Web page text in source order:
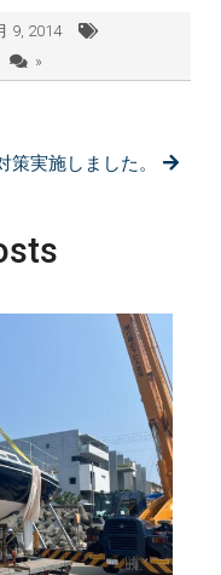
9, 2014
»
策実施しました。